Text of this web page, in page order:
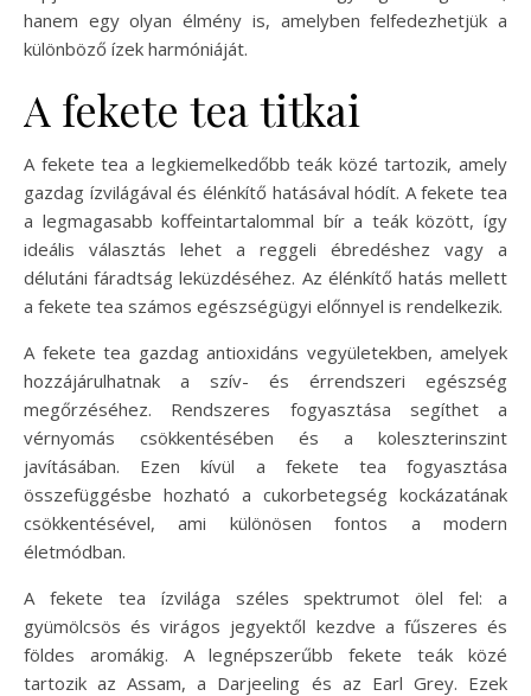
hanem egy olyan élmény is, amelyben felfedezhetjük a
különböző ízek harmóniáját.
A fekete tea titkai
A fekete tea a legkiemelkedőbb teák közé tartozik, amely
gazdag ízvilágával és élénkítő hatásával hódít. A fekete tea
a legmagasabb koffeintartalommal bír a teák között, így
ideális választás lehet a reggeli ébredéshez vagy a
délutáni fáradtság leküzdéséhez. Az élénkítő hatás mellett
a fekete tea számos egészségügyi előnnyel is rendelkezik.
A fekete tea gazdag antioxidáns vegyületekben, amelyek
hozzájárulhatnak a szív- és érrendszeri egészség
megőrzéséhez. Rendszeres fogyasztása segíthet a
vérnyomás csökkentésében és a koleszterinszint
javításában. Ezen kívül a fekete tea fogyasztása
összefüggésbe hozható a cukorbetegség kockázatának
csökkentésével, ami különösen fontos a modern
életmódban.
A fekete tea ízvilága széles spektrumot ölel fel: a
gyümölcsös és virágos jegyektől kezdve a fűszeres és
földes aromákig. A legnépszerűbb fekete teák közé
tartozik az Assam, a Darjeeling és az Earl Grey. Ezek